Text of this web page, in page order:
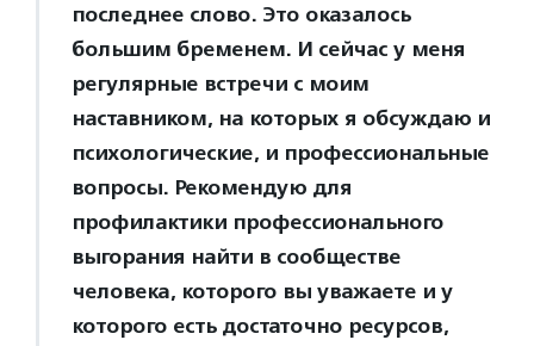
последнее слово. Это оказалось
большим бременем. И сейчас у меня
регулярные встречи с моим
наставником, на которых я обсуждаю и
психологические, и профессиональные
вопросы. Рекомендую для
профилактики профессионального
выгорания найти в сообществе
человека, которого вы уважаете и у
которого есть достаточно ресурсов,